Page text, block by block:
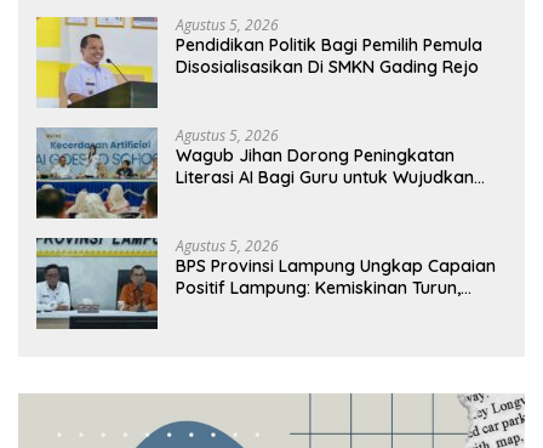
Agustus 5, 2026
Pendidikan Politik Bagi Pemilih Pemula
Disosialisasikan Di SMKN Gading Rejo
Agustus 5, 2026
Wagub Jihan Dorong Peningkatan
Literasi AI Bagi Guru untuk Wujudkan
Agustus 5, 2026
BPS Provinsi Lampung Ungkap Capaian
Positif Lampung: Kemiskinan Turun,